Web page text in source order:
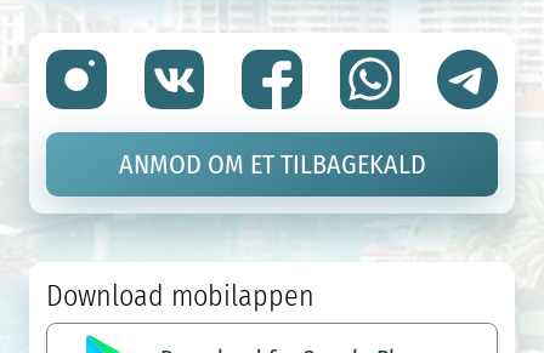
Download mobilappen
ANMOD OM ET TILBAGEKALD